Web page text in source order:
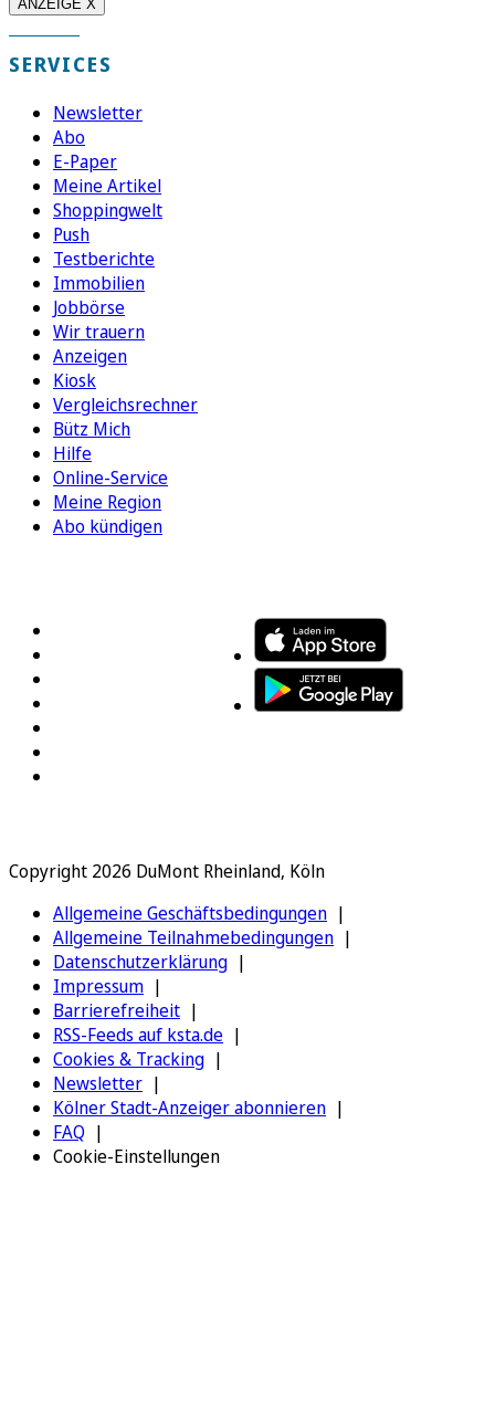
ANZEIGE X
SERVICES
Newsletter
Abo
E-Paper
Meine Artikel
Shoppingwelt
Push
Testberichte
Immobilien
Jobbörse
Wir trauern
Anzeigen
Kiosk
Vergleichsrechner
Bütz Mich
Hilfe
Online-Service
Meine Region
Abo kündigen
Copyright 2026 DuMont Rheinland, Köln
Allgemeine Geschäftsbedingungen
Allgemeine Teilnahmebedingungen
Datenschutzerklärung
Impressum
Barrierefreiheit
RSS-Feeds auf ksta.de
Cookies & Tracking
Newsletter
Kölner Stadt-Anzeiger abonnieren
FAQ
Cookie-Einstellungen